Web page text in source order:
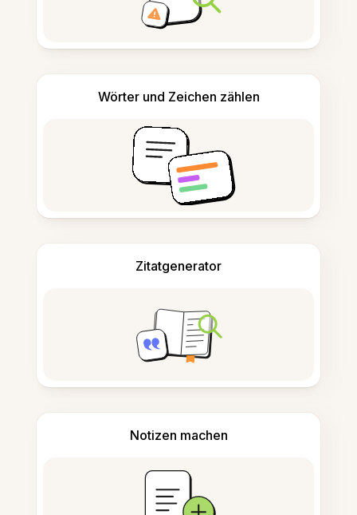
Wörter und Zeichen zählen
Zitatgenerator
Notizen machen